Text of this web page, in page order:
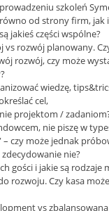
szkoleń
od strony firm, jak
jakieś części wspólne?
vs rozwój planowany.
rozwój, czy może
wiedzę,
cel,
projektom /
nie piszę w
czy może jednak
nie?
gości i jakie są rodzaje
rozwoju. Czy kasa
vs